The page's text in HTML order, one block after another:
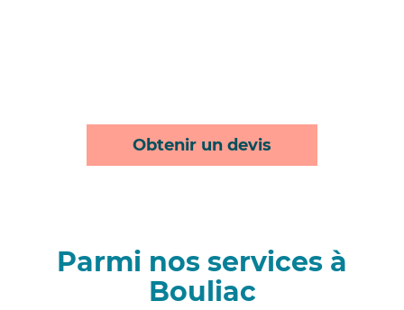
Obtenir un devis
Parmi nos services à
Bouliac